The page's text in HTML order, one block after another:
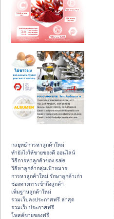
กลยุทธ์การหาลูกค้าใหม่
ทํายังไงให้ขายของดี ออนไลน์
วิธีการหาลูกค้าของ sale
วิธีหาลูกค้ากลุ่มเป้าหมาย
การหาลูกค้าใหม่ รักษาลูกค้าเก่า
ช่องทางการเข้าถึงลูกค้า
เพิ่มฐานลูกค้าใหม่
รวมเว็บลงประกาศฟรี ล่าสุด
รวมเว็บประกาศฟรี
โพสต์ขายของฟรี